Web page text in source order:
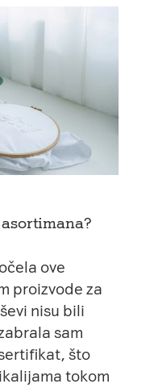
ove
proizvode za
nisu bili
sam
što
tokom